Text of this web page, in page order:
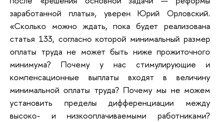
заработанной платы», уверен Юрий Орловский.
«Сколько можно ждать, пока будет реализована
статья 133, согласно которой минимальный размер
оплаты труда не может быть ниже прожиточного
минимума? Почему у нас стимулирующие и
компенсационные выплаты входят в величину
минимальной оплаты труда? Почему мы не можем
установить пределы дифференциации между
высоко- и низкооплачиваемыми работниками?